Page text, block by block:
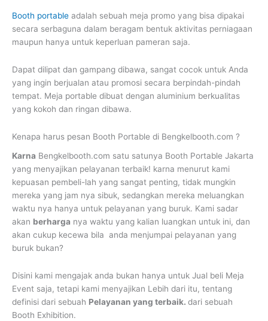
Booth portable adalah sebuah meja promo yang bisa dipakai
secara serbaguna dalam beragam bentuk aktivitas perniagaan
maupun hanya untuk keperluan pameran saja.
Dapat dilipat dan gampang dibawa, sangat cocok untuk Anda
yang ingin berjualan atau promosi secara berpindah-pindah
tempat. Meja portable dibuat dengan aluminium berkualitas
yang kokoh dan ringan dibawa.
Kenapa harus pesan Booth Portable di Bengkelbooth.com ?
Karna Bengkelbooth.com satu satunya Booth Portable Jakarta
yang menyajikan pelayanan terbaik! karna menurut kami
kepuasan pembeli-lah yang sangat penting, tidak mungkin
mereka yang jam nya sibuk, sedangkan mereka meluangkan
waktu nya hanya untuk pelayanan yang buruk. Kami sadar
akan berharga nya waktu yang kalian luangkan untuk ini, dan
akan cukup kecewa bila anda menjumpai pelayanan yang
buruk bukan?
Disini kami mengajak anda bukan hanya untuk Jual beli Meja
Event saja, tetapi kami menyajikan Lebih dari itu, tentang
definisi dari sebuah Pelayanan yang terbaik. dari sebuah
Booth Exhibition.